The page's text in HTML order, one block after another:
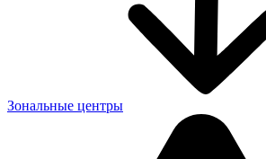
Зональные центры